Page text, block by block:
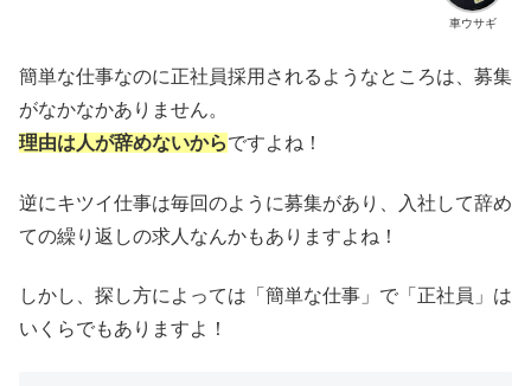
車ウサギ
簡単な仕事なのに正社員採用されるようなところは、募集
がなかなかありません。
理由は人が辞めないからですよね！
逆にキツイ仕事は毎回のように募集があり、入社して辞め
ての繰り返しの求人なんかもありますよね！
しかし、探し方によっては「簡単な仕事」で「正社員」は
いくらでもありますよ！